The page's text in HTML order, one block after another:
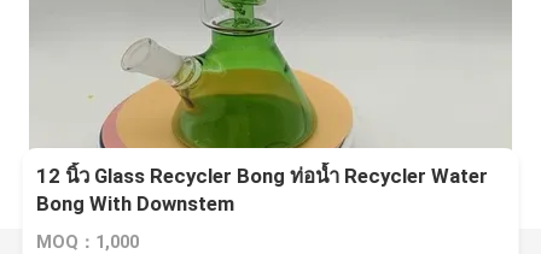
12 นิ้ว Glass Recycler Bong ท่อน้ำ Recycler Water
Bong With Downstem
MOQ：1,000